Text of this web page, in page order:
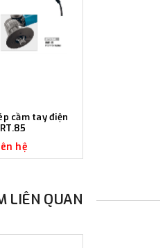
cầm tay điện
hệ
LIÊN QUAN